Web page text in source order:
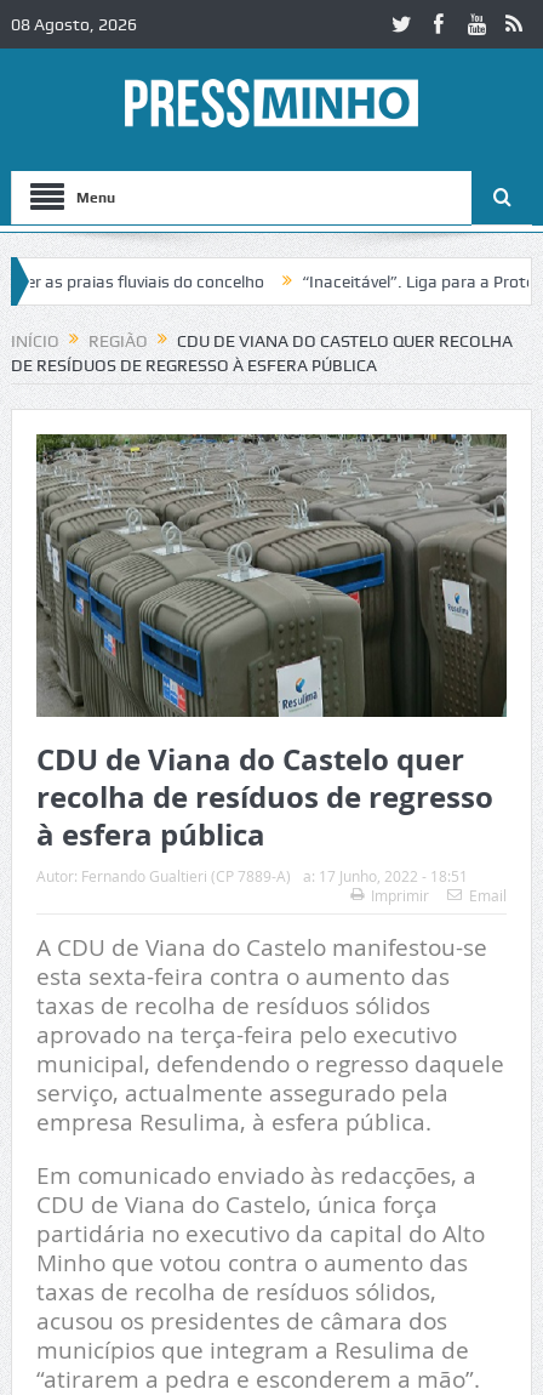
08 Agosto, 2026
Menu
praias fluviais do concelho “Inaceitável”. Liga para a Proteção
de trânsito no IC2 em Alcobaça Igreja do Castelo de Cerveira
INÍCIO REGIÃO
CDU DE VIANA DO CASTELO QUER RECOLHA
DE RESÍDUOS DE REGRESSO À ESFERA PÚBLICA
CDU de Viana do Castelo quer
recolha de resíduos de regresso
à esfera pública
Autor: Fernando Gualtieri (CP 7889-A) a: 17 Junho, 2022 - 18:51
Imprimir
Email
A CDU de Viana do Castelo manifestou-se
esta sexta-feira contra o aumento das
taxas de recolha de resíduos sólidos
aprovado na terça-feira pelo executivo
municipal, defendendo o regresso daquele
serviço, actualmente assegurado pela
empresa Resulima, à esfera pública.
Em comunicado enviado às redacções, a
CDU de Viana do Castelo, única força
partidária no executivo da capital do Alto
Minho que votou contra o aumento das
taxas de recolha de resíduos sólidos,
acusou os presidentes de câmara dos
municípios que integram a Resulima de
“atirarem a pedra e esconderem a mão”.